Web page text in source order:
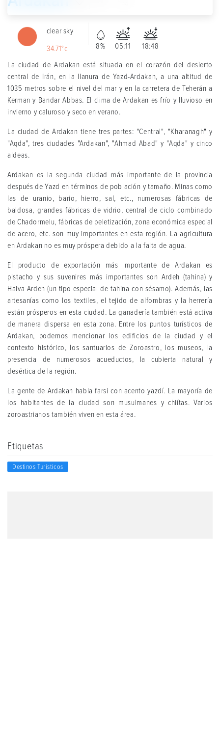
clear sky
34.71°c
8% 05:11
18:48
La ciudad de Ardakan está situada en el corazón del desierto
central de Irán, en la llanura de Yazd-Ardakan, a una altitud de
1035 metros sobre el nivel del mar y en la carretera de Teherán a
Kerman y Bandar Abbas. El clima de Ardakan es frío y lluvioso en
invierno y caluroso y seco en verano.
La ciudad de Ardakan tiene tres partes: "Central", "Kharanagh" y
"Aqda", tres ciudades "Ardakan", "Ahmad Abad" y "Aqda" y cinco
aldeas.
Ardakan es la segunda ciudad más importante de la provincia
después de Yazd en términos de población y tamaño. Minas como
las de uranio, bario, hierro, sal, etc., numerosas fábricas de
baldosa, grandes fábricas de vidrio, central de ciclo combinado
de Chadormelu, fábricas de peletización, zona económica especial
de acero, etc. son muy importantes en esta región. La agricultura
en Ardakan no es muy próspera debido a la falta de agua.
El producto de exportación más importante de Ardakan es
pistacho y sus suvenires más importantes son Ardeh (tahina) y
Halva Ardeh (un tipo especial de tahina con sésamo). Además, las
artesanías como los textiles, el tejido de alfombras y la herrería
están prósperos en esta ciudad. La ganadería también está activa
de manera dispersa en esta zona. Entre los puntos turísticos de
Ardakan, podemos mencionar los edificios de la ciudad y el
contexto histórico, los santuarios de Zoroastro, los museos, la
presencia de numerosos acueductos, la cubierta natural y
desértica de la región.
La gente de Ardakan habla farsi con acento yazdí. La mayoría de
los habitantes de la ciudad son musulmanes y chiítas. Varios
zoroastrianos también viven en esta área.
Etiquetas
Destinos Turísticos